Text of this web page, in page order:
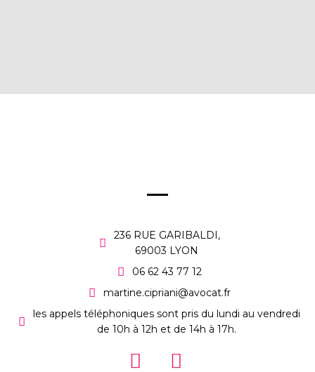
236 RUE GARIBALDI,
69003 LYON
06 62 43 77 12
martine.cipriani@avocat.fr
les appels téléphoniques sont pris du lundi au vendredi
de 10h à 12h et de 14h à 17h.